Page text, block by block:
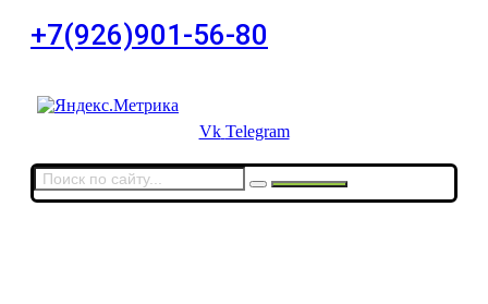
+7(926)901-56-80
Vk Telegram